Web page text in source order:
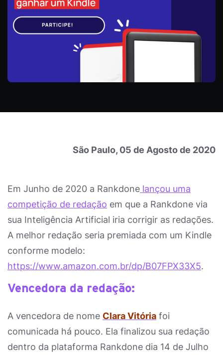
São Paulo, 05 de Agosto de 2020
Em Junho de 2020 a Rankdone lançou uma
competição de redação em que a Rankdone via
sua Inteligência Artificial iria corrigir as redações.
A melhor redação seria premiada com um Kindle
conforme modelo:
https://www.amazon.com.br/dp/B07FPX33X5.
Vencedora da redação:
A vencedora de nome Clara Vitória foi
comunicada há pouco. Ela finalizou sua redação
dentro da plataforma Rankdone dia 14 de Julho